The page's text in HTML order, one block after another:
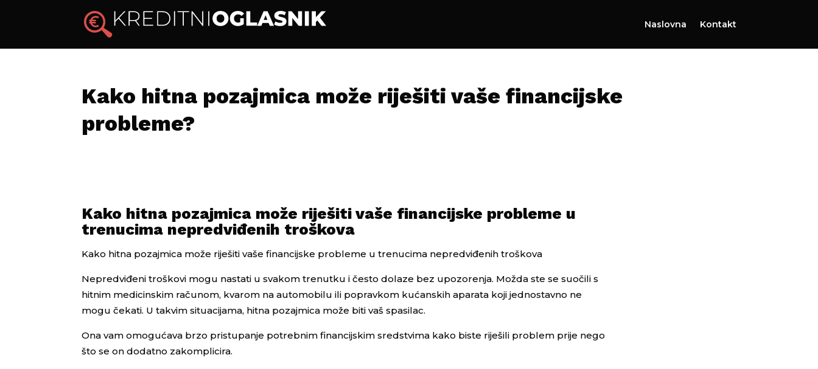
Naslovna Kontakt
Kako hitna pozajmica može riješiti vaše financijske
probleme?
Kako hitna pozajmica može riješiti vaše financijske probleme u
trenucima nepredviđenih troškova
Kako hitna pozajmica može riješiti vaše financijske probleme u trenucima nepredviđenih troškova
Nepredviđeni troškovi mogu nastati u svakom trenutku i često dolaze bez upozorenja. Možda ste se suočili s
hitnim medicinskim računom, kvarom na automobilu ili popravkom kućanskih aparata koji jednostavno ne
mogu čekati. U takvim situacijama, hitna pozajmica može biti vaš spasilac.
Ona vam omogućava brzo pristupanje potrebnim financijskim sredstvima kako biste riješili problem prije nego
što se on dodatno zakomplicira.